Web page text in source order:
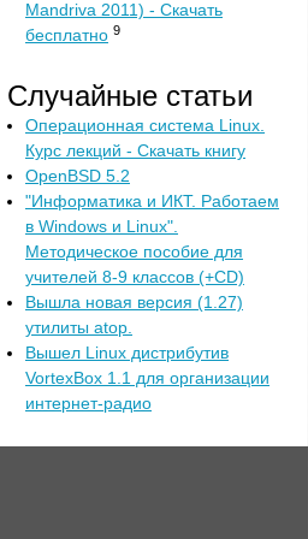
Mandriva 2011) - Скачать
бесплатно 9
Случайные статьи
Операционная система Linux.
Курс лекций - Скачать книгу
OpenBSD 5.2
"Информатика и ИКТ. Работаем
в Windows и Linux".
Методическое пособие для
учителей 8-9 классов (+CD)
Вышла новая версия (1.27)
утилиты atop.
Вышел Linuх дистрибутив
VortexBox 1.1 для организации
интернет-радио